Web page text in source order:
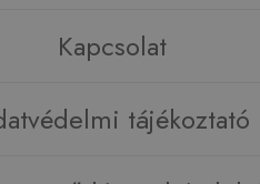
Kapcsolat
tájékoztató